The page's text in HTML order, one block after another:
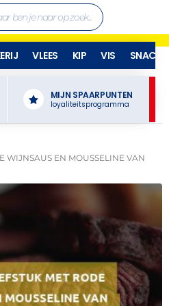
VLEES KIP VIS SNACKS
MIJN SPAARPUNTEN
loyaliteitsprogramma
WIJNSAUS EN MOUSSELINE VAN